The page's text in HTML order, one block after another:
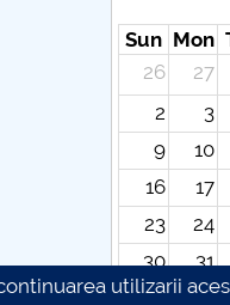
Sun Mon
26
27
2
3
9
10
16
17
23
24
30
31
utilizarii